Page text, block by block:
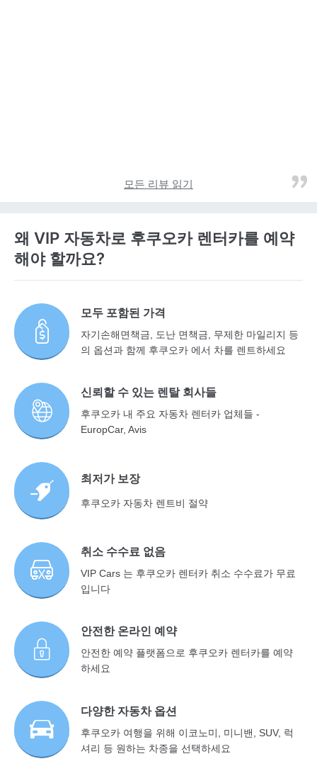
모든 리뷰 읽기
왜 VIP 자동차로 후쿠오카 렌터카를 예약
해야 할까요?
모두 포함된 가격
자기손해면책금, 도난 면책금, 무제한 마일리지 등
의 옵션과 함께 후쿠오카 에서 차를 렌트하세요
신뢰할 수 있는 렌탈 회사들
후쿠오카 내 주요 자동차 렌터카 업체들 -
EuropCar, Avis
최저가 보장
후쿠오카 자동차 렌트비 절약
취소 수수료 없음
VIP Cars 는 후쿠오카 렌터카 취소 수수료가 무료
입니다
안전한 온라인 예약
안전한 예약 플랫폼으로 후쿠오카 렌터카를 예약
하세요
다양한 자동차 옵션
후쿠오카 여행을 위해 이코노미, 미니밴, SUV, 럭
셔리 등 원하는 차종을 선택하세요